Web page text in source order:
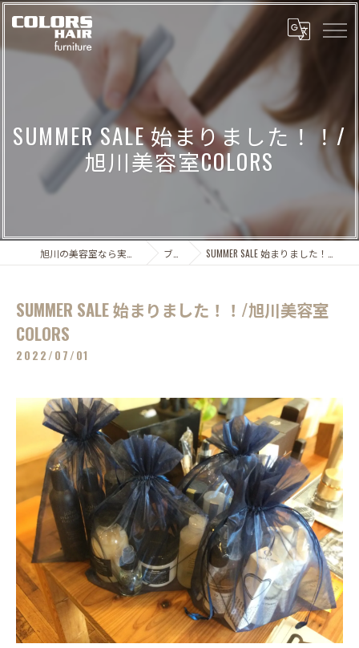
SUMMER SALE 始まりました！！/
旭川美容室COLORS
ブログ SUMMER SALE 始まりました！！/旭川美容室COLORS
SUMMER SALE 始まりました！！/旭川美容室
COLORS
2022/07/01